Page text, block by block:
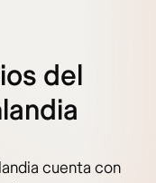
del
cuenta con